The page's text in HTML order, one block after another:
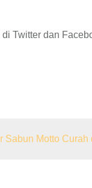
di Twitter dan
Sabun Motto